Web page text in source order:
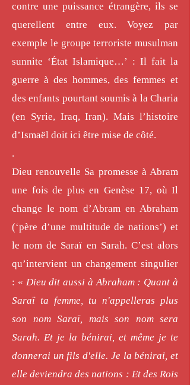
contre une puissance étrangère, ils se
querellent entre eux. Voyez par
exemple le groupe terroriste musulman
sunnite ‘État Islamique…’ : Il fait la
guerre à des hommes, des femmes et
des enfants pourtant soumis à la Charia
(en Syrie, Iraq, Iran). Mais l’histoire
d’Ismaël doit ici être mise de côté.
.
Dieu renouvelle Sa promesse à Abram
une fois de plus en Genèse 17, où Il
change le nom d’Abram en Abraham
(‘père d’une multitude de nations’) et
le nom de Saraï en Sarah. C’est alors
qu’intervient un changement singulier
: « Dieu dit aussi à Abraham : Quant à
Saraï ta femme, tu n'appelleras plus
son nom Saraï, mais son nom sera
Sarah. Et je la bénirai, et même je te
donnerai un fils d'elle. Je la bénirai, et
elle deviendra des nations : Et des Rois